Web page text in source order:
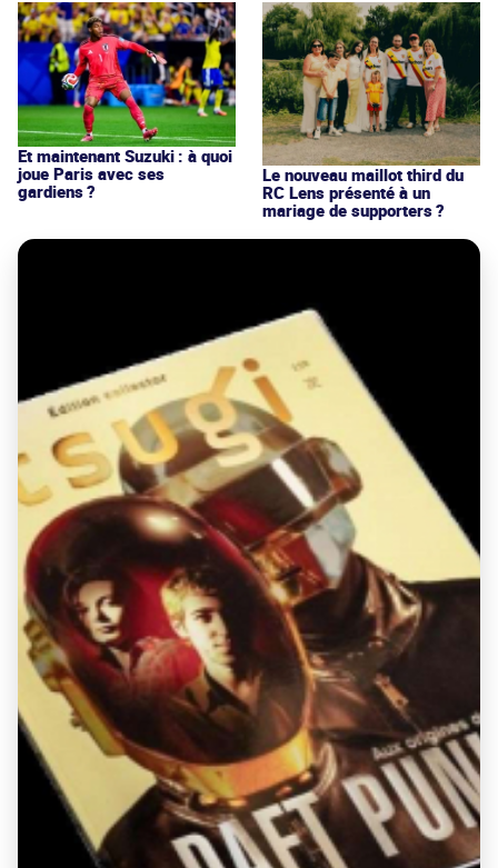
Et maintenant Suzuki : à quoi
joue Paris avec ses
gardiens ?
Le nouveau maillot third du
RC Lens présenté à un
mariage de supporters ?